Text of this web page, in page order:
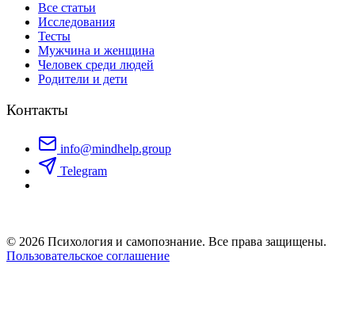
Все статьи
Исследования
Тесты
Мужчина и женщина
Человек среди людей
Родители и дети
Контакты
info@mindhelp.group
Telegram
© 2026 Психология и самопознание. Все права защищены.
Пользовательское соглашение